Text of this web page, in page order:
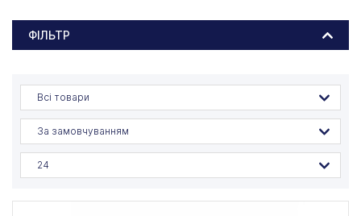
ФІЛЬТР
Всі товари
За замовчуванням
24